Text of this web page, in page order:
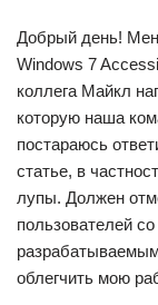
Добрый день!
Windows 7
коллега Майкл
которую наша
постараюсь
статье, в
лупы. Должен
пользователей
облегчить мою